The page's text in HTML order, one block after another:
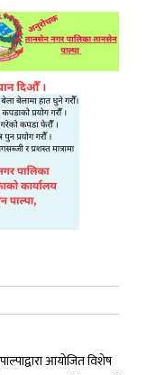
आयोजित विशेष